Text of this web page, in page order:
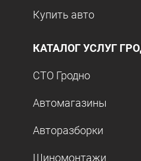
Купить авто
КАТАЛОГ УСЛУГ
СТО Гродно
Автомагазины
Авторазборки
Шиномонтажи